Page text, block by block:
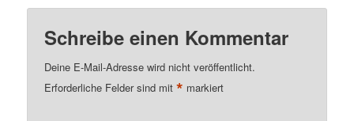
Schreibe einen Kommentar
Deine E-Mail-Adresse wird nicht veröffentlicht.
Erforderliche Felder sind mit* markiert